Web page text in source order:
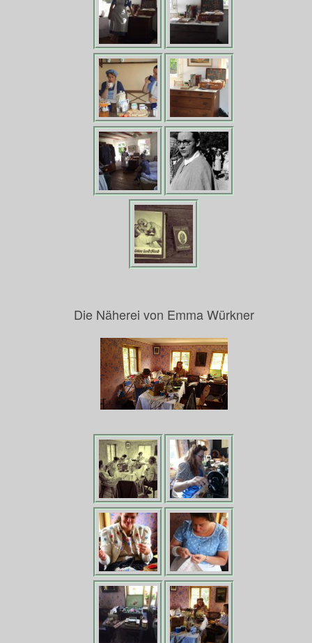
Die Näherei von Emma Würkner